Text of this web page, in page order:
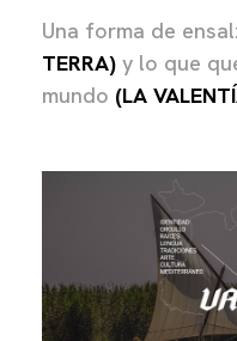
Una forma de
TERRA) y lo que
mundo (LA